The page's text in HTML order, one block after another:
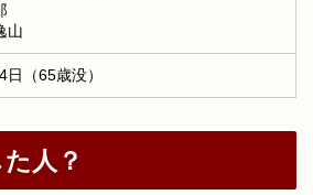
山
（65歳没）
人？